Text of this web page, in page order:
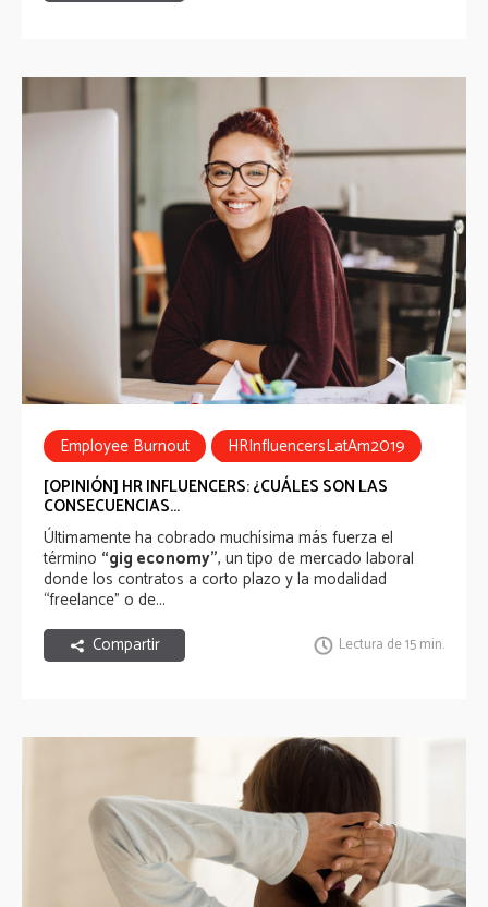
Employee Burnout
HRInfluencersLatAm2019
[OPINIÓN] HR INFLUENCERS: ¿CUÁLES SON LAS
CONSECUENCIAS...
Últimamente ha cobrado muchísima más fuerza el
término “gig economy”, un tipo de mercado laboral
donde los contratos a corto plazo y la modalidad
“freelance” o de...
Compartir
Lectura de 15 min.